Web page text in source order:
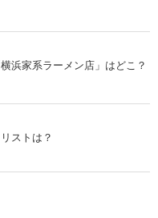
浜家系ラーメン店」はどこ？
ストは？